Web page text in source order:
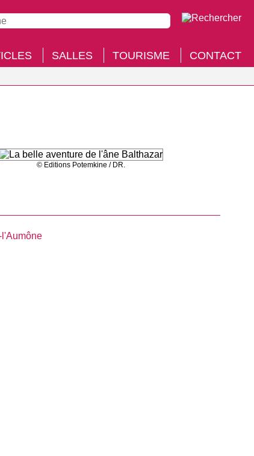
SALLES TOURISME CONTACT
© Editions Potemkine / DR.